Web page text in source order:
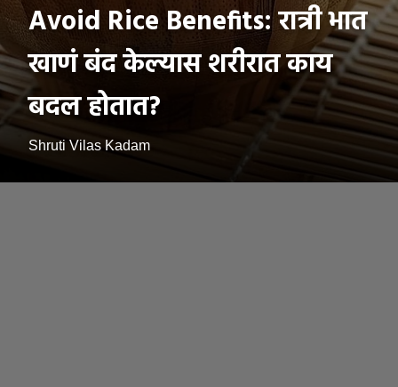
Avoid Rice Benefits: रात्री भात
खाणं बंद केल्यास शरीरात काय
बदल होतात?
Shruti Vilas Kadam